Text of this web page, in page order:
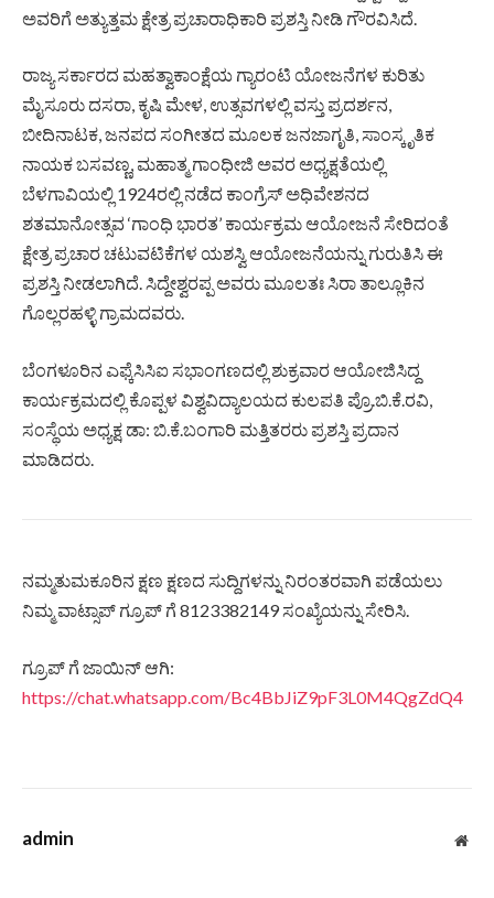
ಅವರಿಗೆ ಅತ್ಯುತ್ತಮ ಕ್ಷೇತ್ರ ಪ್ರಚಾರಾಧಿಕಾರಿ ಪ್ರಶಸ್ತಿ ನೀಡಿ ಗೌರವಿಸಿದೆ.
ರಾಜ್ಯ ಸರ್ಕಾರದ ಮಹತ್ವಾಕಾಂಕ್ಷೆಯ ಗ್ಯಾರಂಟಿ ಯೋಜನೆಗಳ ಕುರಿತು
ಮೈಸೂರು ದಸರಾ, ಕೃಷಿ ಮೇಳ, ಉತ್ಸವಗಳಲ್ಲಿ ವಸ್ತು ಪ್ರದರ್ಶನ,
ಬೀದಿನಾಟಕ, ಜನಪದ ಸಂಗೀತದ ಮೂಲಕ ಜನಜಾಗೃತಿ, ಸಾಂಸ್ಕೃತಿಕ
ನಾಯಕ ಬಸವಣ್ಣ, ಮಹಾತ್ಮ ಗಾಂಧೀಜಿ ಅವರ ಅಧ್ಯಕ್ಷತೆಯಲ್ಲಿ
ಬೆಳಗಾವಿಯಲ್ಲಿ 1924ರಲ್ಲಿ ನಡೆದ ಕಾಂಗ್ರೆಸ್ ಅಧಿವೇಶನದ
ಶತಮಾನೋತ್ಸವ ‘ಗಾಂಧಿ ಭಾರತ’ ಕಾರ್ಯಕ್ರಮ ಆಯೋಜನೆ ಸೇರಿದಂತೆ
ಕ್ಷೇತ್ರ ಪ್ರಚಾರ ಚಟುವಟಿಕೆಗಳ ಯಶಸ್ವಿ ಆಯೋಜನೆಯನ್ನು ಗುರುತಿಸಿ ಈ
ಪ್ರಶಸ್ತಿ ನೀಡಲಾಗಿದೆ. ಸಿದ್ದೇಶ್ವರಪ್ಪ ಅವರು ಮೂಲತಃ ಸಿರಾ ತಾಲ್ಲೂಕಿನ
ಗೊಲ್ಲರಹಳ್ಳಿ ಗ್ರಾಮದವರು.
ಬೆಂಗಳೂರಿನ ಎಫ್ಕೆಸಿಸಿಐ ಸಭಾಂಗಣದಲ್ಲಿ ಶುಕ್ರವಾರ ಆಯೋಜಿಸಿದ್ದ
ಕಾರ್ಯಕ್ರಮದಲ್ಲಿ ಕೊಪ್ಪಳ ವಿಶ್ವವಿದ್ಯಾಲಯದ ಕುಲಪತಿ ಪ್ರೊ.ಬಿ.ಕೆ.ರವಿ,
ಸಂಸ್ಥೆಯ ಅಧ್ಯಕ್ಷ ಡಾ: ಬಿ.ಕೆ.ಬಂಗಾರಿ ಮತ್ತಿತರರು ಪ್ರಶಸ್ತಿ ಪ್ರದಾನ
ಮಾಡಿದರು.
ನಮ್ಮತುಮಕೂರಿನ ಕ್ಷಣ ಕ್ಷಣದ ಸುದ್ದಿಗಳನ್ನು ನಿರಂತರವಾಗಿ ಪಡೆಯಲು
ನಿಮ್ಮ ವಾಟ್ಸಾಪ್ ಗ್ರೂಪ್ ಗೆ 8123382149 ಸಂಖ್ಯೆಯನ್ನು ಸೇರಿಸಿ.
ಗ್ರೂಪ್ ಗೆ ಜಾಯಿನ್ ಆಗಿ:
https://chat.whatsapp.com/Bc4BbJiZ9pF3L0M4QgZdQ4
admin